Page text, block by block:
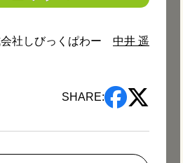
社しびっくぱわー 中井 遥
SHARE: